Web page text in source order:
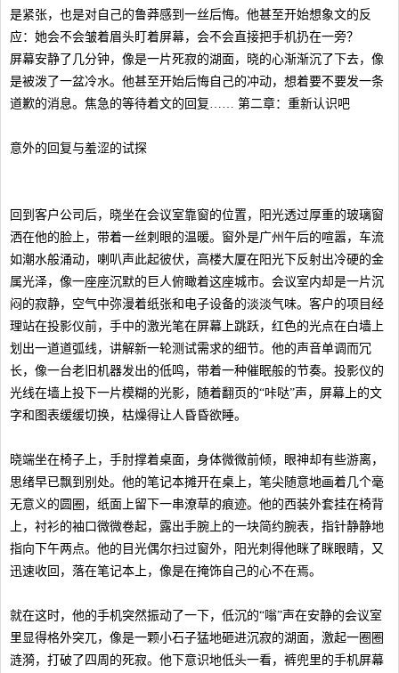
是紧张，也是对自己的鲁莽感到一丝后悔。他甚至开始想象文的反
应：她会不会皱着眉头盯着屏幕，会不会直接把手机扔在一旁？
屏幕安静了几分钟，像是一片死寂的湖面，晓的心渐渐沉了下去，像
是被泼了一盆冷水。他甚至开始后悔自己的冲动，想着要不要发一条
道歉的消息。焦急的等待着文的回复…… 第二章：重新认识吧
意外的回复与羞涩的试探
回到客户公司后，晓坐在会议室靠窗的位置，阳光透过厚重的玻璃窗
洒在他的脸上，带着一丝刺眼的温暖。窗外是广州午后的喧嚣，车流
如潮水般涌动，喇叭声此起彼伏，高楼大厦在阳光下反射出冷硬的金
属光泽，像一座座沉默的巨人俯瞰着这座城市。会议室内却是一片沉
闷的寂静，空气中弥漫着纸张和电子设备的淡淡气味。客户的项目经
理站在投影仪前，手中的激光笔在屏幕上跳跃，红色的光点在白墙上
划出一道道弧线，讲解新一轮测试需求的细节。他的声音单调而冗
长，像一台老旧机器发出的低鸣，带着一种催眠般的节奏。投影仪的
光线在墙上投下一片模糊的光影，随着翻页的“咔哒”声，屏幕上的文
字和图表缓缓切换，枯燥得让人昏昏欲睡。
晓端坐在椅子上，手肘撑着桌面，身体微微前倾，眼神却有些游离，
思绪早已飘到别处。他的笔记本摊开在桌上，笔尖随意地画着几个毫
无意义的圆圈，纸面上留下一串潦草的痕迹。他的西装外套挂在椅背
上，衬衫的袖口微微卷起，露出手腕上的一块简约腕表，指针静静地
指向下午两点。他的目光偶尔扫过窗外，阳光刺得他眯了眯眼睛，又
迅速收回，落在笔记本上，像是在掩饰自己的心不在焉。
就在这时，他的手机突然振动了一下，低沉的“嗡”声在安静的会议室
里显得格外突兀，像是一颗小石子猛地砸进沉寂的湖面，激起一圈圈
涟漪，打破了四周的死寂。他下意识地低头一看，裤兜里的手机屏幕